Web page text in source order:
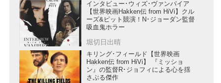
インタビュー･ウィズ･ヴァンパイア
【世界映画Hakken伝 from HiVi】クル
ーズ&ピット競演！N･ジョーダン監督
吸血鬼ホラー
堀切日出晴
キリング･フィールド【世界映画
Hakken伝 from HiVi】 『ミッショ
ン』の監督R･ジョフィによる心を揺
さぶる傑作